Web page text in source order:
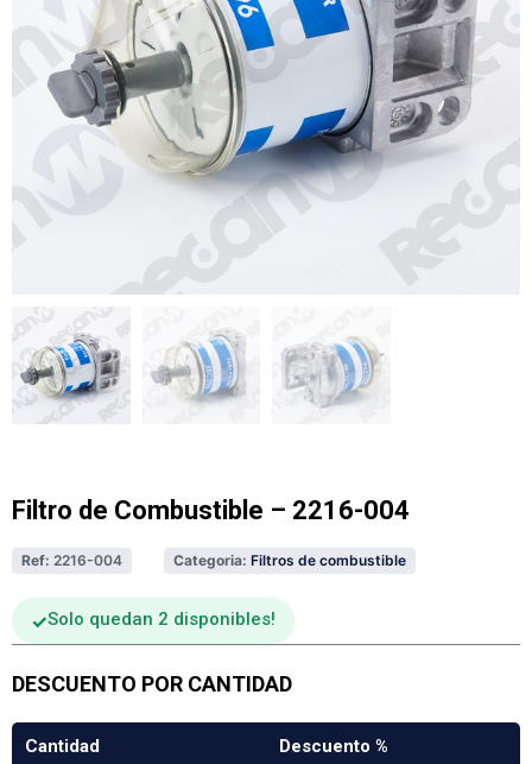
Filtro de Combustible – 2216-004
Ref: 2216-004 Categoria: Filtros de combustible
Solo quedan 2 disponibles
DESCUENTO POR CANTIDAD
Cantidad Descuento %